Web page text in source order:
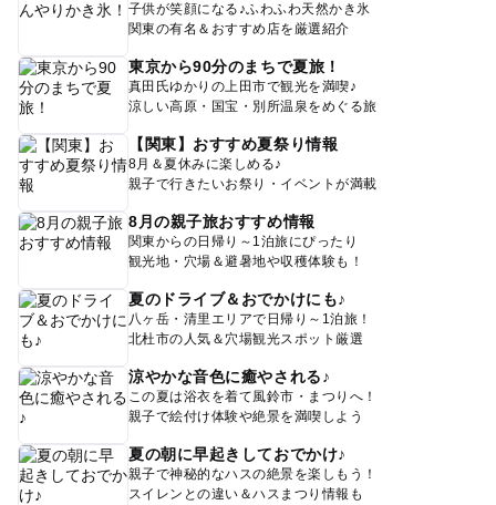
子供が笑顔になる♪ふわふわ天然かき氷
関東の有名＆おすすめ店を厳選紹介
東京から90分のまちで夏旅！
真田氏ゆかりの上田市で観光を満喫♪
涼しい高原・国宝・別所温泉をめぐる旅
【関東】おすすめ夏祭り情報
8月＆夏休みに楽しめる♪
親子で行きたいお祭り・イベントが満載
8月の親子旅おすすめ情報
関東からの日帰り～1泊旅にぴったり
観光地・穴場＆避暑地や収穫体験も！
夏のドライブ＆おでかけにも♪
八ヶ岳・清里エリアで日帰り～1泊旅！
北杜市の人気＆穴場観光スポット厳選
涼やかな音色に癒やされる♪
この夏は浴衣を着て風鈴市・まつりへ！
親子で絵付け体験や絶景を満喫しよう
夏の朝に早起きしておでかけ♪
親子で神秘的なハスの絶景を楽しもう！
スイレンとの違い＆ハスまつり情報も